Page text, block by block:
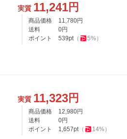
実質 11,241円
商品価格 11,780円
送料
0円
ポイント
539pt（ 5%）
実質 11,323円
商品価格 12,980円
送料
0円
ポイント
1,657pt（ 14%）